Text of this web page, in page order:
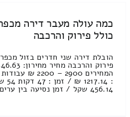
כמה עולה מעבר דירה
כולל פירוק והרכבה
הובלת דירה שני חדרים בזול
המחירים 2900 –
:
456.14 שקל / זמן נסיעה בין ערים 46 [...]